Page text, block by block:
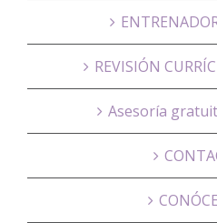
REVISIÓN
Asesoría